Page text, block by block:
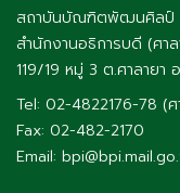
สถาบันบัณฑิตพัฒนศิลป์
สำนักงานอธิการบดี (ศาล
119/19 หมู่ 3 ต.ศาลาย
Tel: 02-4822176-78 (ศ
Fax: 02-482-2170
Email: